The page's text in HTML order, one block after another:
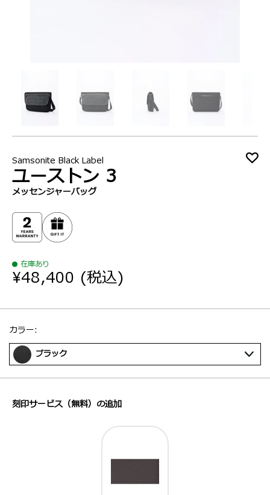
Samsonite Black Label
ユーストン 3
メッセンジャーバッグ
在庫あり
¥48,400 (税込)
選択：
カラー:
ブラック
刻印サービス（無料）の追加